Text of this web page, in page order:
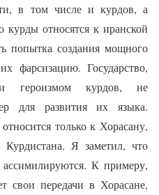
в том числе и курдов, а
относятся к иранской
попытка создания мощ­ного
фарсизацию. Государство,
и геро­измом курдов, не
для развития их язы­ка.
только к Хорасану,
Курди­стана. Я заметил, что
К примеру,
свои передачи в Хорасане,